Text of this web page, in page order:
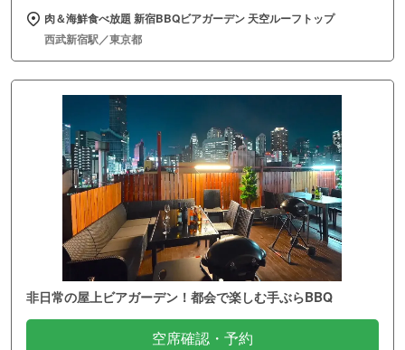
肉＆海鮮食べ放題 新宿BBQビアガーデン 天空ルーフトップ
西武新宿駅／東京都
非日常の屋上ビアガーデン！都会で楽しむ手ぶらBBQ
空席確認・予約